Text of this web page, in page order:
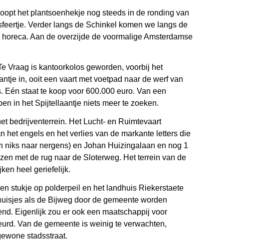
het plantsoenhekje nog steeds in de ronding van
Verder langs de Schinkel komen we langs de
Aan de overzijde de voormalige Amsterdamse
Vraag is kantoorkolos geworden, voorbij het
in, ooit een vaart met voetpad naar de werf van
staat te koop voor 600.000 euro. Van een
in het Spijtellaantje niets meer te zoeken.
bedrijventerrein. Het Lucht- en Ruimtevaart
het engels en het verlies van de markante letters die
niks naar nergens) en Johan Huizingalaan en nog 1
met de rug naar de Sloterweg. Het terrein van de
heel geriefelijk.
stukje op polderpeil en het landhuis Riekerstaete
als de Bijweg door de gemeente worden
Eigenlijk zou er ook een maatschappij voor
Van de gemeente is weinig te verwachten,
stadsstraat.